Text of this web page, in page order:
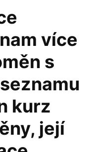
více
s
kurz
její